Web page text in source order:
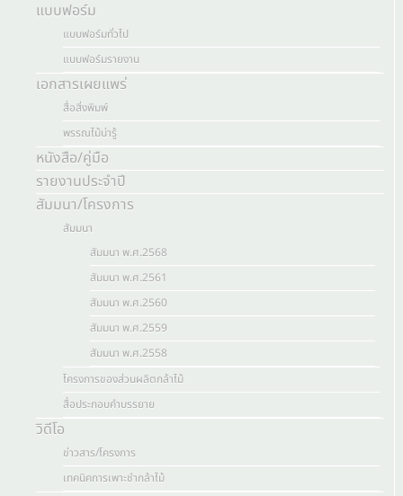
แบบฟอร์ม
แบบฟอร์มทั่วไป
แบบฟอร์มรายงาน
เอกสารเผยแพร่
สื่อสิ่งพิมพ์
พรรณไม้น่ารู้
หนังสือ/คู่มือ
รายงานประจำปี
สัมมนา/โครงการ
สัมมนา
สัมมนา พ.ศ.2568
สัมมนา พ.ศ.2561
สัมมนา พ.ศ.2560
สัมมนา พ.ศ.2559
สัมมนา พ.ศ.2558
โครงการของส่วนผลิตกล้าไม้
สื่อประกอบคำบรรยาย
วิดีโอ
ข่าวสาร/โครงการ
เทคนิคการเพาะชำกล้าไม้